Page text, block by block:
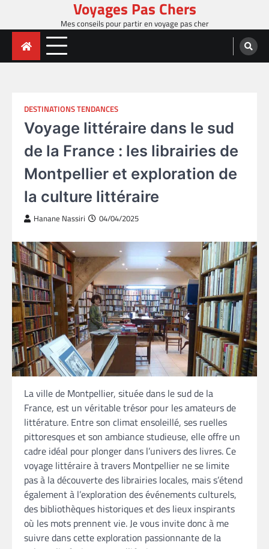
content
Voyages Pas Chers
Mes conseils pour partir en voyage pas cher
DESTINATIONS TENDANCES
Voyage littéraire dans le sud
de la France : les librairies de
Montpellier et exploration de
la culture littéraire
Hanane Nassiri 04/04/2025
La ville de Montpellier, située dans le sud de la
France, est un véritable trésor pour les amateurs de
littérature. Entre son climat ensoleillé, ses ruelles
pittoresques et son ambiance studieuse, elle offre un
cadre idéal pour plonger dans l’univers des livres. Ce
voyage littéraire à travers Montpellier ne se limite
pas à la découverte des librairies locales, mais s’étend
également à l’exploration des événements culturels,
des bibliothèques historiques et des lieux inspirants
où les mots prennent vie. Je vous invite donc à me
suivre dans cette exploration passionnante de la